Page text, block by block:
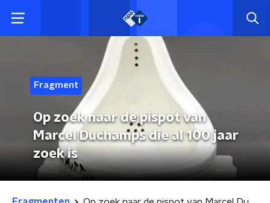
Fragment
Op zoek naar de pispot van
Marcel Duchamps die al 100 jaar
zoek is